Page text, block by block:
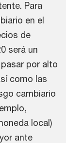
Para
en el
de
será un
por alto
como las
cambiario
local)
ante